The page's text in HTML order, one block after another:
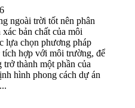
ngoài trời tốt nên phân
bản chất của môi
lựa chọn phương pháp
tích hợp với môi trường, để
trở thành một phần của
hình phong cách dự án